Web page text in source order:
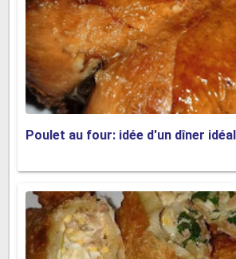
Poulet au four: idée d'un dîner idéal